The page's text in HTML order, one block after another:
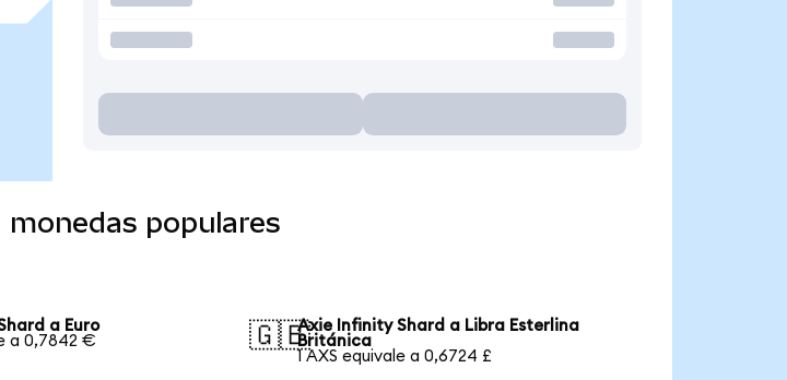
populares
a Euro
a 0,7842 €
🇬🇧Axie Infinity Shard a Libra Esterlina
Británica
1 AXS equivale a 0,6724 £